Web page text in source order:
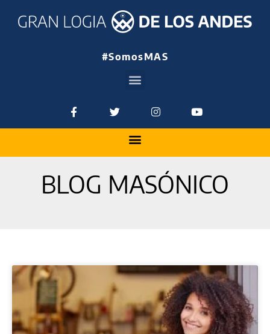
#SomosMAS
BLOG MASÓNICO